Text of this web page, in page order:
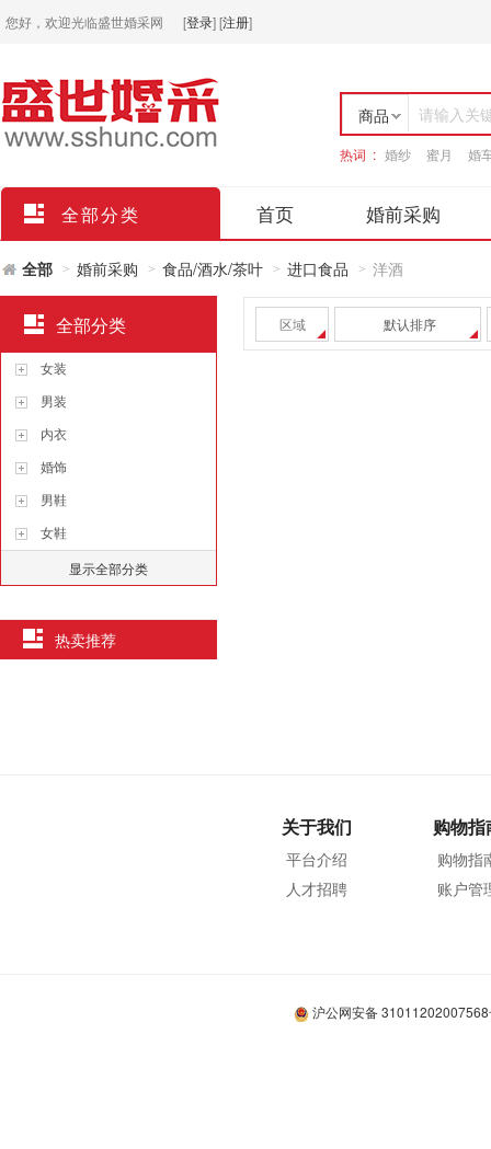
您好，欢迎光临盛世婚采网 [登录][注册]
商品
店铺
请输入关
热词 : 婚纱 蜜月 婚
全部分类 首页 婚前采购
全部 > 婚前采购 > 食品/酒水/茶叶 > 进口食品 > 洋酒
区域 默认排序
全部分类
女装
男装
内衣
婚饰
男鞋
女鞋
显示全部分类
热卖推荐
关于我们
平台介绍
人才招聘
购物指
购物指
账户管
沪公网安备 31011202007568